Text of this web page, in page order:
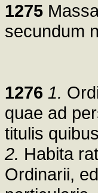
1275
secundum
1276 1.
quae ad
titulis
2. Habita
Ordinarii,